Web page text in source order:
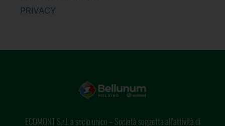
PRIVACY
ECOMONT S.r.l. a socio unico – Società soggetta all’attività di